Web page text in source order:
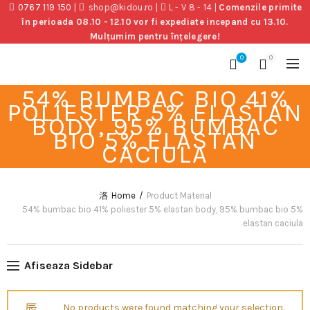
0767 119 150 shop@kidou.ro L - V 8 - 14
Comenzile primite
în perioada 08.10 - 12.10 vor fi expediate incepand cu 13.10.
Mulțumim pentru înțelegere!
0 0
54% BUMBAC BIO 41%
POLIESTER 5% ELASTAN
BODY, 95% BUMBAC
BIO 5% ELASTAN
CACIULA
Home
Product Material
54% bumbac bio 41% poliester 5% elastan body, 95% bumbac bio 5%
elastan caciula
Afiseaza Sidebar
No products were found matching your selection.